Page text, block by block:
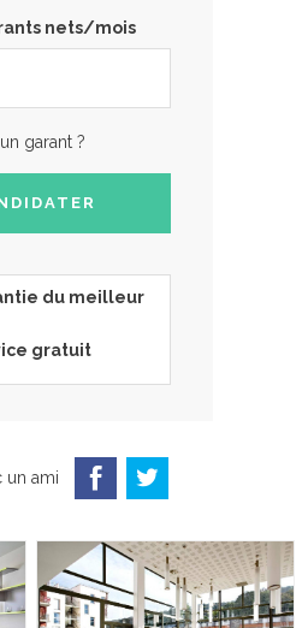
nets/mois
garant ?
du meilleur
gratuit
un ami